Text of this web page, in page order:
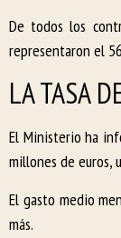
De todos los
representaron el
LA TASA
El Ministerio ha
millones de euros,
El gasto medio
más.